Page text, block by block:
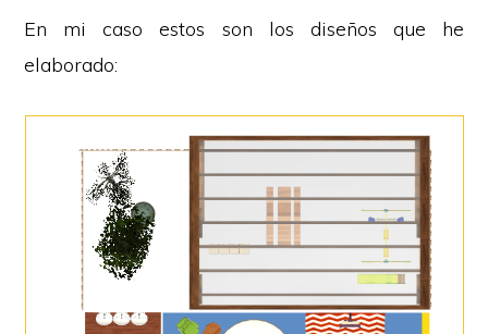
En mi caso estos son los diseños que he
elaborado: